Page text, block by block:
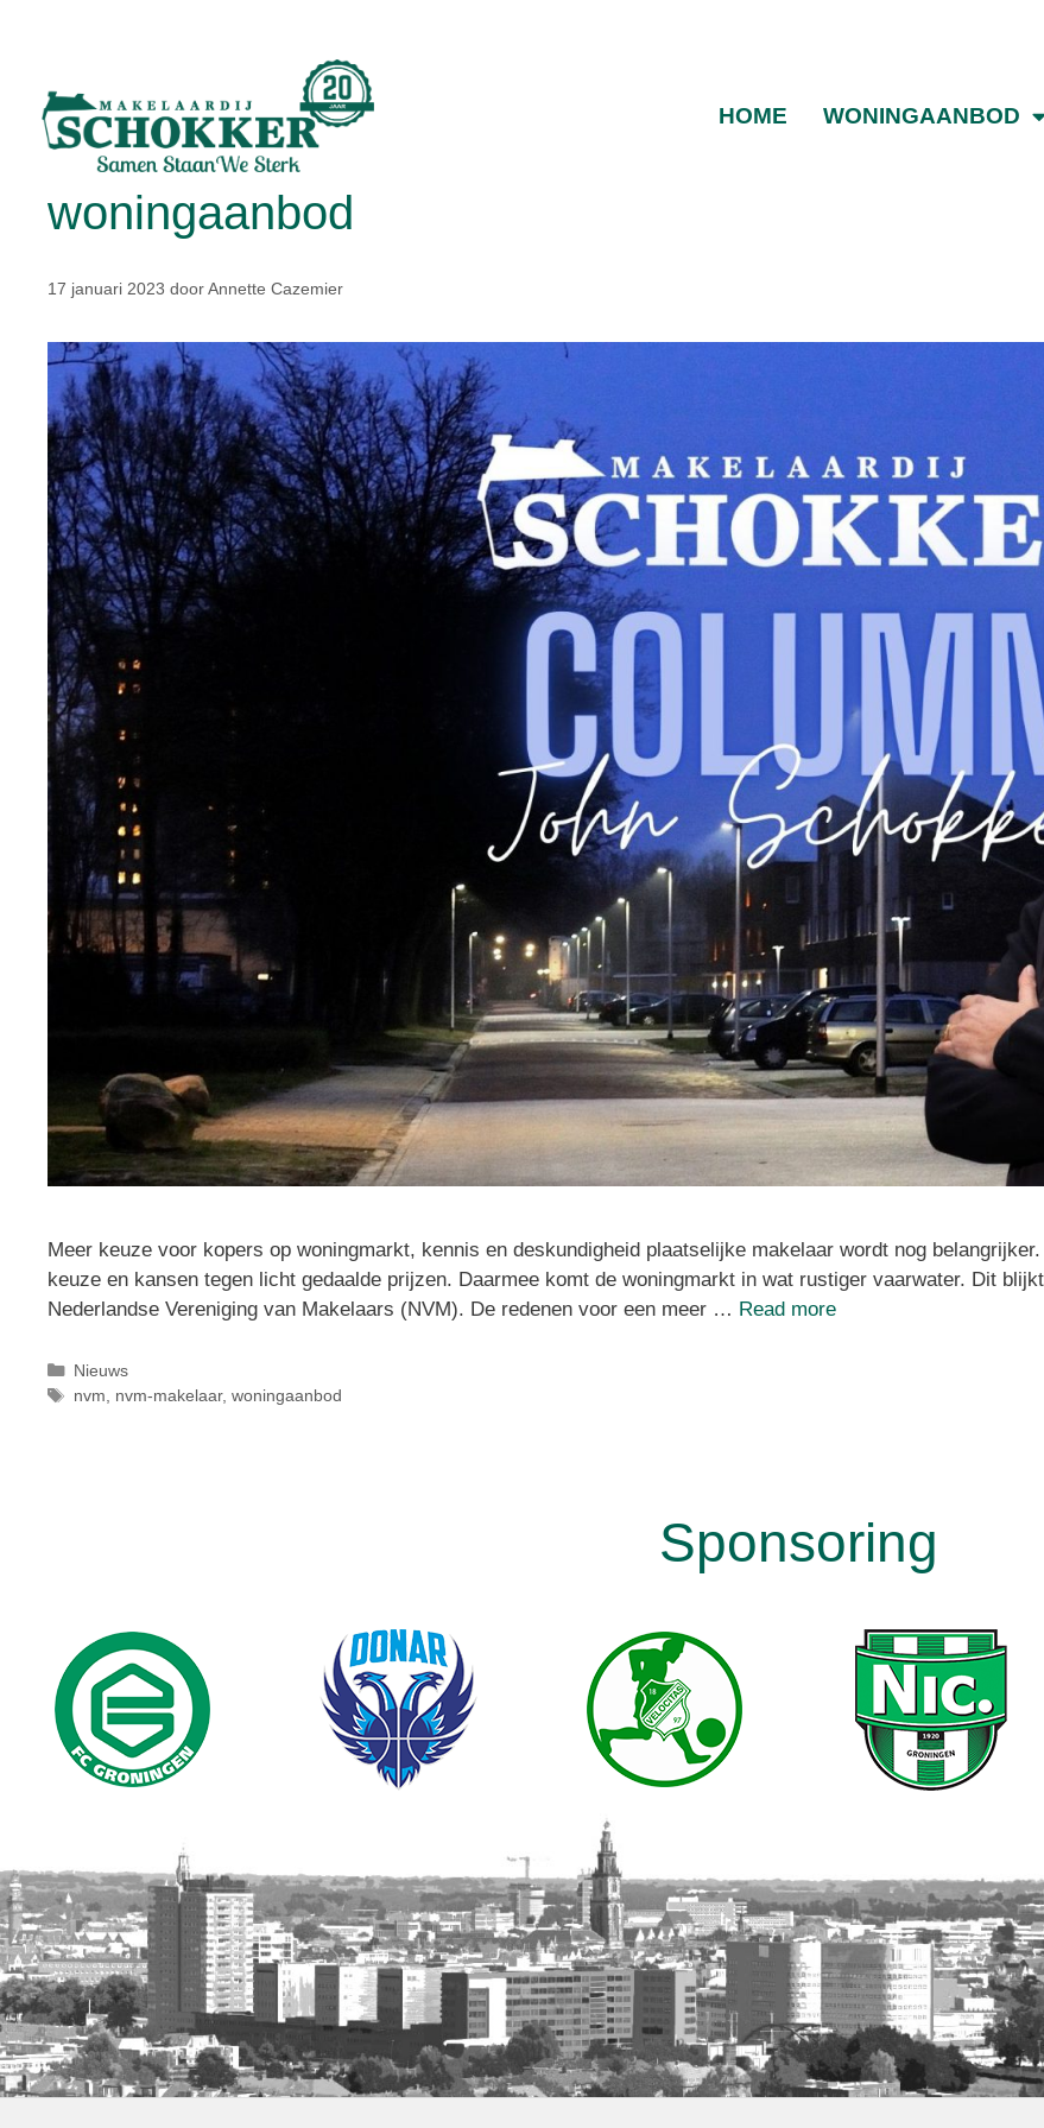
HOME WONINGAANBOD
woningaanbod
17 januari 2023 doorAnnette Cazemier
Meer keuze voor kopers op woningmarkt, kennis en deskundigheid plaatselijke makelaar wordt nog
keuze en kansen tegen licht gedaalde prijzen. Daarmee komt de woningmarkt in wat rustiger vaarwater. Dit
Nederlandse Vereniging van Makelaars (NVM). De redenen voor een meer … Read more
Nieuws
nvm
nvm-makelaar, woningaanbod
Sponsoring